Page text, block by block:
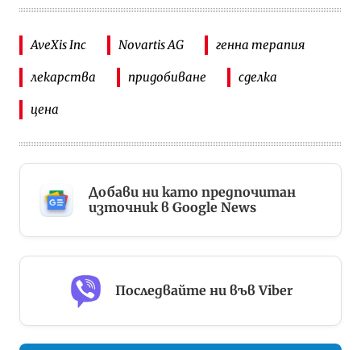
AveXis Inc Novartis AG генна терапия
лекарства придобиване сделка
цена
Добави ни като предпочитан
източник в Google News
Последвайте ни във Viber